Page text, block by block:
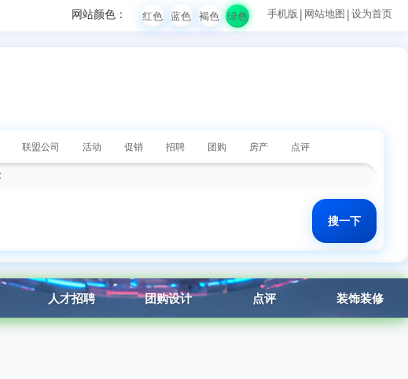
手机版 | 网站地图 |设为首页
红色 蓝色 褐色 绿色
网站颜色：
联盟公司 活动 促销 招聘 团购 房产 点评
人才招聘 团购设计 点评 装饰装修